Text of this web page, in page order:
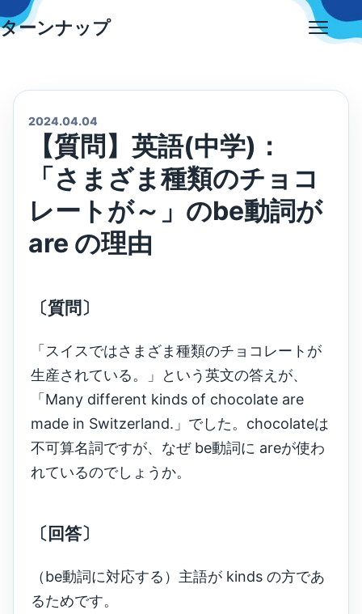
Skip
to
ターンナップ
2024.04.04
【質問】英語(中学)：
「さまざま種類のチョコ
レートが～」のbe動詞が
are の理由
〔質問〕
「スイスではさまざま種類のチョコレートが
生産されている。」という英文の答えが、
「Many different kinds of chocolate are
made in Switzerland.」でした。chocolateは
不可算名詞ですが、なぜ be動詞に areが使わ
れているのでしょうか。
〔回答〕
（be動詞に対応する）主語が kinds の方であ
るためです。